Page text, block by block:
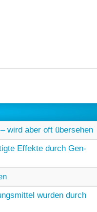
wird aber oft übersehen
Effekte durch Gen-
wurden durch